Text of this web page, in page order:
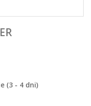
(3 - 4 dni)